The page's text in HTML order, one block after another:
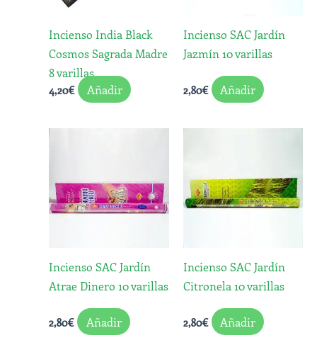
Incienso India Black
Cosmos Sagrada Madre
8 varillas
4,20€ Añadir
Incienso SAC Jardín
Jazmín 10 varillas
2,80€ Añadir
Incienso SAC Jardín
Atrae Dinero 10 varillas
2,80€ Añadir
Incienso SAC Jardín
Citronela 10 varillas
2,80€ Añadir